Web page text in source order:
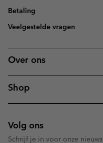
Betaling
Veelgestelde vragen
Over ons
Shop
Volg ons
Schrijf je in voor onze